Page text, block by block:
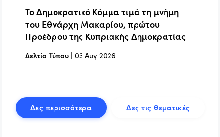
Το Δημοκρατικό Κόμμα τιμά τη μνήμη
του Εθνάρχη Μακαρίου, πρώτου
Προέδρου της Κυπριακής Δημοκρατίας
Δελτίο Τύπου |03 Αυγ 2026
Δες περισσότερα Δες τις θεματικές